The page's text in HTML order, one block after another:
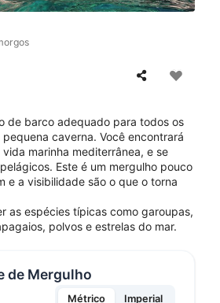
de barco adequado para todos os
caverna. Você encontrará
marinha mediterrânea, e se
Este é um mergulho pouco
e a visibilidade são o que o torna
as espécies típicas como garoupas,
polvos e estrelas do mar.
de Mergulho
Métrico Imperial